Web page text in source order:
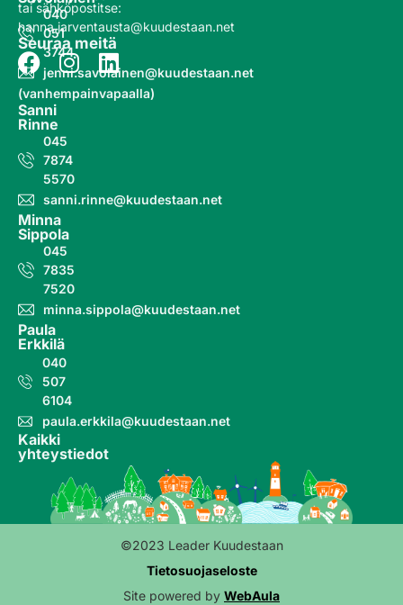
040
051
3744
jenni.savolainen@kuudestaan.net
(vanhempainvapaalla)
Sanni
Rinne
045
7874
5570
sanni.rinne@kuudestaan.net
Minna
Sippola
045
7835
7520
minna.sippola@kuudestaan.net
Paula
Erkkilä
040
507
6104
paula.erkkila@kuudestaan.net
Kaikki
yhteystiedot
tai sähköpostitse:
hanna.jarventausta@kuudestaan.net
Seuraa meitä
©2023 Leader Kuudestaan
Tietosuojaseloste
Site powered by WebAula